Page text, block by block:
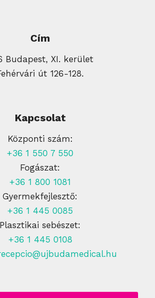
Cím
Budapest, XI. kerület
út 126-128.
Kapcsolat
Központi szám:
+36 1 550 7 550
Fogászat:
+36 1 800 1081
Gyermekfejlesztő:
+36 1 445 0085
Plasztikai sebészet:
+36 1 445 0108